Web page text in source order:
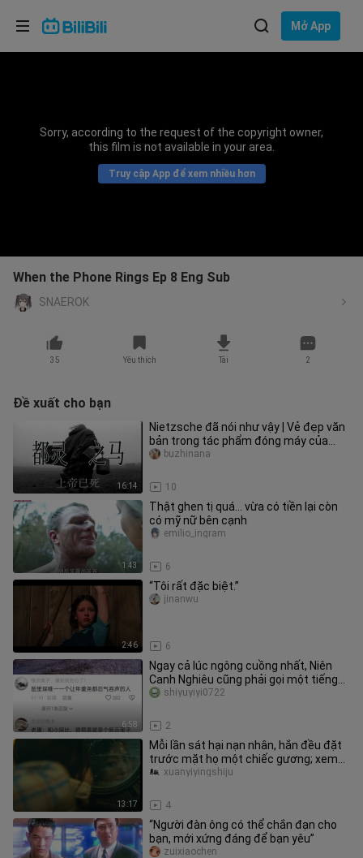
Mở App
Sorry, according to the request of the copyright owner,
this film is not available in your area.
Truy cập App để xem nhiều hơn
When the Phone Rings Ep 8 Eng Sub
SNAEROK
35 Yêu thích Tải 2
Đề xuất cho bạn
16:14
Nietzsche đã nói như vậy | Vẻ đẹp văn
bản trong tác phẩm đóng máy của
Béla Tarr – “Con ngựa Turin”
10
buzhinana
1:43
Thật ghen tị quá… vừa có tiền lại còn
có mỹ nữ bên cạnh
6
emilio_ingram
2:46
“Tôi rất đặc biệt.”
6
jinanwu
6:58
Ngay cả lúc ngông cuồng nhất, Niên
Canh Nghiêu cũng phải gọi một tiếng
“Đồ đại nhân”
2
shiyuyiyi0722
13:17
Mỗi lần sát hại nạn nhân, hắn đều đặt
trước mặt họ một chiếc gương; xem
hết mạch phim tâm lý Hàn Quố
4
xuanyiyingshiju
“Người đàn ông có thể chắn đạn cho
bạn, mới xứng đáng để bạn yêu”
zuixiaochen
Lựa chọn ngôn ngữ
Bahasa Indonesia